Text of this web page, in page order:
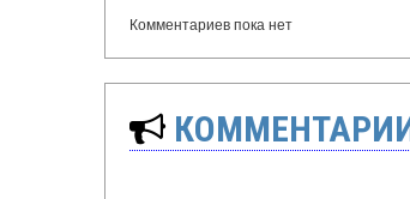
Комментариев пока нет